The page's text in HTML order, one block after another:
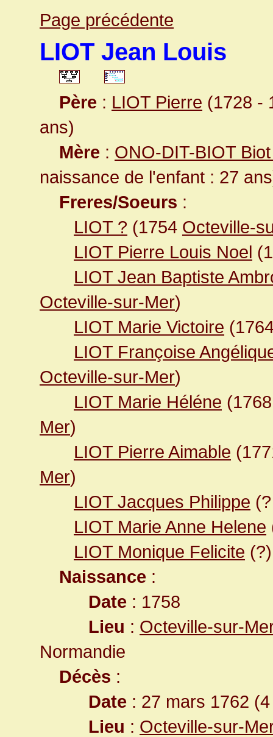
Page précédente
LIOT Jean Louis
Père : LIOT Pierre (1728 -
ans)
Mère : ONO-DIT-BIOT
naissance de l'enfant : 27
Freres/Soeurs :
LIOT ? (1754 Octeville-
LIOT Pierre Louis Noel
LIOT Jean Baptiste
Octeville-sur-Mer)
LIOT Marie Victoire
LIOT Françoise
Octeville-sur-Mer)
LIOT Marie Héléne
Mer)
LIOT Pierre Aimable
Mer)
LIOT Jacques Philippe
LIOT Marie Anne Helene
LIOT Monique Felicite (?)
Naissance :
Date : 1758
Lieu : Octeville-sur-
Normandie
Décès :
Date : 27 mars 1762
Lieu : Octeville-sur-